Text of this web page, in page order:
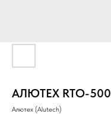
АЛЮТЕХ RTO-500
Алютех (Alutech)